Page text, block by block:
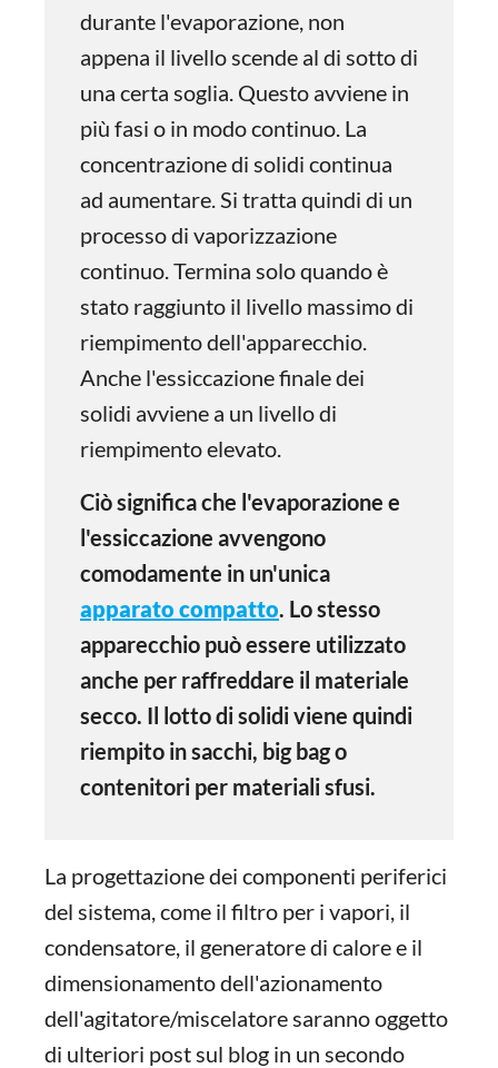
durante l'evaporazione, non
appena il livello scende al di sotto di
una certa soglia. Questo avviene in
più fasi o in modo continuo. La
concentrazione di solidi continua
ad aumentare. Si tratta quindi di un
processo di vaporizzazione
continuo. Termina solo quando è
stato raggiunto il livello massimo di
riempimento dell'apparecchio.
Anche l'essiccazione finale dei
solidi avviene a un livello di
riempimento elevato.
Ciò significa che l'evaporazione e
l'essiccazione avvengono
comodamente in un'unica
apparato compatto. Lo stesso
apparecchio può essere utilizzato
anche per raffreddare il materiale
secco. Il lotto di solidi viene quindi
riempito in sacchi, big bag o
contenitori per materiali sfusi.
La progettazione dei componenti periferici
del sistema, come il filtro per i vapori, il
condensatore, il generatore di calore e il
dimensionamento dell'azionamento
dell'agitatore/miscelatore saranno oggetto
di ulteriori post sul blog in un secondo